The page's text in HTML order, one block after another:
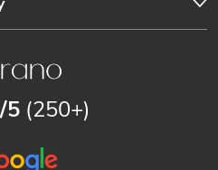
5 (250+)